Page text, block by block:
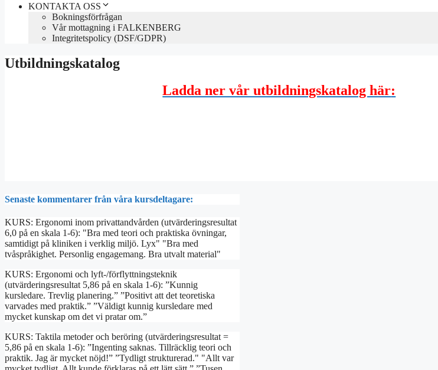
KONTAKTA OSS
Bokningsförfrågan
Vår mottagning i FALKENBERG
Integritetspolicy (DSF/GDPR)
Utbildningskatalog
Ladda ner vår utbildningskatalog här:
Senaste kommentarer från våra kursdeltagare:
KURS: Ergonomi inom privattandvården (utvärderingsresultat
6,0 på en skala 1-6): "Bra med teori och praktiska övningar,
samtidigt på kliniken i verklig miljö. Lyx" "Bra med
tvåspråkighet. Personlig engagemang. Bra utvalt material"
KURS: Ergonomi och lyft-/förflyttningsteknik
(utvärderingsresultat 5,86 på en skala 1-6): ”Kunnig
kursledare. Trevlig planering.” ”Positivt att det teoretiska
varvades med praktik.” ”Väldigt kunnig kursledare med
mycket kunskap om det vi pratar om.”
KURS: Taktila metoder och beröring (utvärderingsresultat =
5,86 på en skala 1-6): ”Ingenting saknas. Tillräcklig teori och
praktik. Jag är mycket nöjd!” ”Tydligt strukturerad." "Allt var